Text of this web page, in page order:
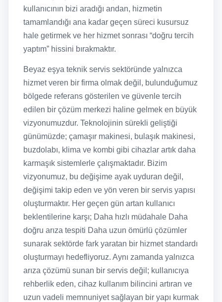
kullanıcının bizi aradığı andan, hizmetin
tamamlandığı ana kadar geçen süreci kusursuz
hale getirmek ve her hizmet sonrası “doğru tercih
yaptım” hissini bırakmaktır.
Beyaz eşya teknik servis sektöründe yalnızca
hizmet veren bir firma olmak değil, bulunduğumuz
bölgede referans gösterilen ve güvenle tercih
edilen bir çözüm merkezi haline gelmek en büyük
vizyonumuzdur. Teknolojinin sürekli geliştiği
günümüzde; çamaşır makinesi, bulaşık makinesi,
buzdolabı, klima ve kombi gibi cihazlar artık daha
karmaşık sistemlerle çalışmaktadır. Bizim
vizyonumuz, bu değişime ayak uyduran değil,
değişimi takip eden ve yön veren bir servis yapısı
oluşturmaktır. Her geçen gün artan kullanıcı
beklentilerine karşı; Daha hızlı müdahale Daha
doğru arıza tespiti Daha uzun ömürlü çözümler
sunarak sektörde fark yaratan bir hizmet standardı
oluşturmayı hedefliyoruz. Aynı zamanda yalnızca
arıza çözümü sunan bir servis değil; kullanıcıya
rehberlik eden, cihaz kullanım bilincini artıran ve
uzun vadeli memnuniyet sağlayan bir yapı kurmak